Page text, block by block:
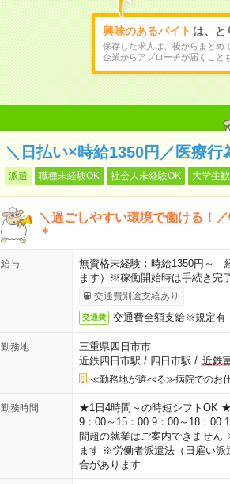
興味のあるバイト は、と
保存した求人は、後からまとめ
企業からアプローチが届くこと
＼日払い×時給1350円／医療
派遣 職種未経験OK 社会人未経験OK 大学生
＼過ごしやすい環境で働ける！
＊
給与
無資格未経験：時給1350円～
ます）※稼働開始時は手続き完
交通費別途支給あり
交通費 交通費全額支給※規定有
勤務地
三重県四日市市
近鉄四日市駅 / 四日市駅 / 近鉄
≪勤務地が選べる≫病院でのお仕
勤務時間
★1日4時間～の時短シフトOK
9：00～15：00 9：00～18：00
間超の就業はご案内できません
ます ※労働者派遣法（日雇い派
合があります